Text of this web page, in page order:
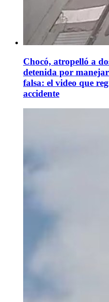
Chocó, atropelló a
detenida por
falsa: el video que
accidente